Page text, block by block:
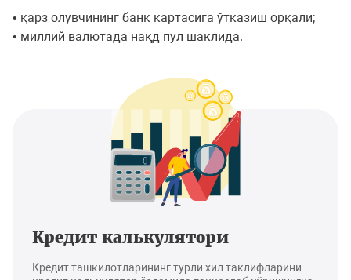
• қарз олувчининг банк картасига ўтказиш орқали;
• миллий валютада нақд пул шаклида.
Кредит калькулятори
Кредит ташкилотларининг турли хил таклифларини